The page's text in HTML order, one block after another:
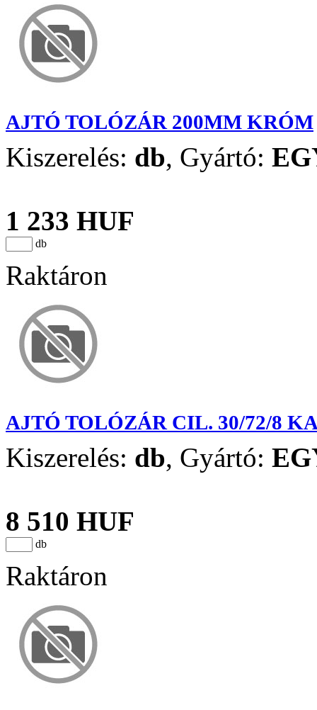
AJTÓ TOLÓZÁR 200MM KRÓM
Kiszerelés: db, Gyártó:
1 233 HUF
db
Raktáron
AJTÓ TOLÓZÁR CIL. 30/72/8
Kiszerelés: db, Gyártó:
8 510 HUF
db
Raktáron